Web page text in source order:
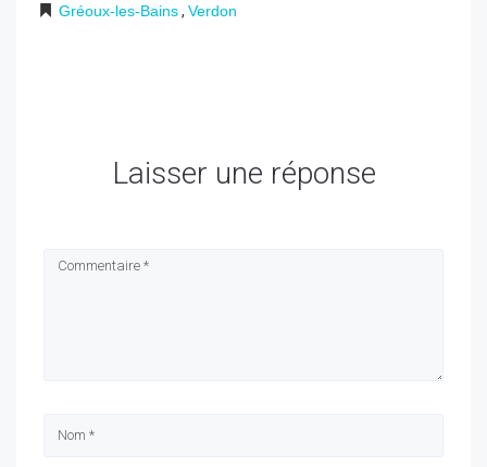
Gréoux-les-Bains, Verdon
Laisser une réponse